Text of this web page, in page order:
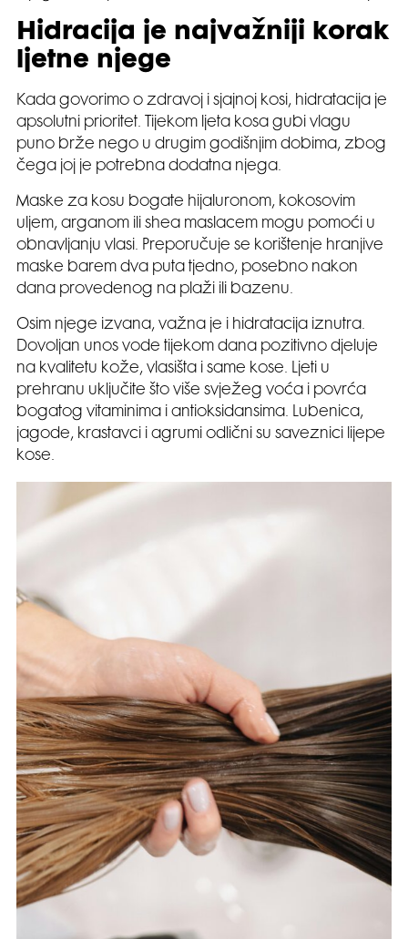
Hidracija je najvažniji korak
ljetne njege
Kada govorimo o zdravoj i sjajnoj kosi, hidratacija je
apsolutni prioritet. Tijekom ljeta kosa gubi vlagu
puno brže nego u drugim godišnjim dobima, zbog
čega joj je potrebna dodatna njega.
Maske za kosu bogate hijaluronom, kokosovim
uljem, arganom ili shea maslacem mogu pomoći u
obnavljanju vlasi. Preporučuje se korištenje hranjive
maske barem dva puta tjedno, posebno nakon
dana provedenog na plaži ili bazenu.
Osim njege izvana, važna je i hidratacija iznutra.
Dovoljan unos vode tijekom dana pozitivno djeluje
na kvalitetu kože, vlasišta i same kose. Ljeti u
prehranu uključite što više svježeg voća i povrća
bogatog vitaminima i antioksidansima. Lubenica,
jagode, krastavci i agrumi odlični su saveznici lijepe
kose.